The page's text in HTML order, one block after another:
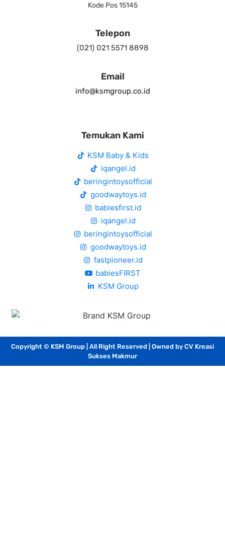
Kode Pos 15145
Telepon
(021) 021 5571 8898
Email
info@ksmgroup.co.id
Temukan Kami
KSM Baby & Kids
iqangel.id
beringintoysofficial
goodwaytoys.id
babiesfirst.id
iqangel.id
beringintoysofficial
goodwaytoys.id
fastpioneer.id
babiesFIRST
KSM Group
Copyright © KSM Group | All Right Reserved | Owned by CV Kreasi
Sukses Makmur